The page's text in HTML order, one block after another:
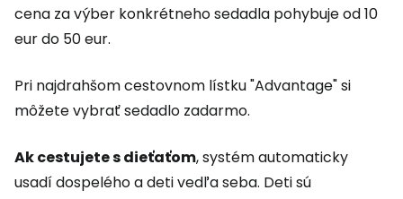
cena za výber konkrétneho sedadla pohybuje od 10
eur do 50 eur.
Pri najdrahšom cestovnom lístku "Advantage" si
môžete vybrať sedadlo zadarmo.
Ak cestujete s dieťaťom, systém automaticky
usadí dospelého a deti vedľa seba. Deti sú